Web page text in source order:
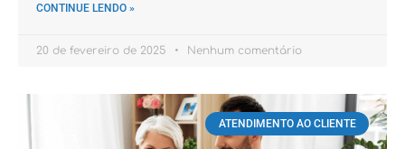
CONTINUE LENDO »
20 de fevereiro de 2025 Nenhum comentário
ATENDIMENTO AO CLIENTE